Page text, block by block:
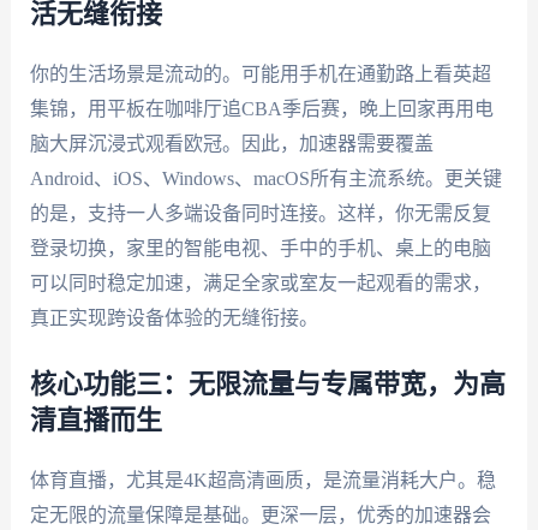
活无缝衔接
你的生活场景是流动的。可能用手机在通勤路上看英超
集锦，用平板在咖啡厅追CBA季后赛，晚上回家再用电
脑大屏沉浸式观看欧冠。因此，加速器需要覆盖
Android、iOS、Windows、macOS所有主流系统。更关键
的是，支持一人多端设备同时连接。这样，你无需反复
登录切换，家里的智能电视、手中的手机、桌上的电脑
可以同时稳定加速，满足全家或室友一起观看的需求，
真正实现跨设备体验的无缝衔接。
核心功能三：无限流量与专属带宽，为高
清直播而生
体育直播，尤其是4K超高清画质，是流量消耗大户。稳
定无限的流量保障是基础。更深一层，优秀的加速器会